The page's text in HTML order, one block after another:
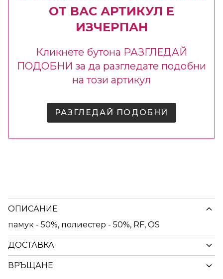
ОТ ВАС АРТИКУЛ Е
ИЗЧЕРПАН
Кликнете бутона РАЗГЛЕДАЙ
ПОДОБНИ за да разгледате подобни
на този артикул
РАЗГЛЕДАЙ ПОДОБНИ
ОПИСАНИЕ
памук - 50%, полиестер - 50%, RF, OS
ДОСТАВКА
ВРЪЩАНЕ